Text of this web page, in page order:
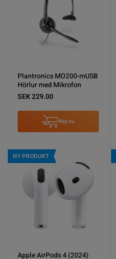
Plantronics MO200-mUSB
Hörlur med Mikrofon
SEK 229.00
Köp nu
NY PRODUKT
Apple AirPods 4 (2024)